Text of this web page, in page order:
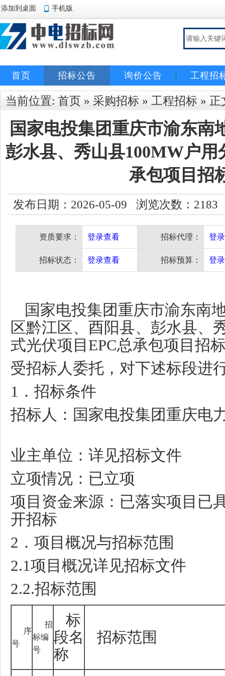
添加到桌面 手机版
首页 招标公告 询价公告 工程招
当前位置: 首页 » 采购招标 » 工程招标 » 正
国家电投集团重庆市渝东南
彭水县、秀山县100MW户
承包项目招
发布日期：2026-05-09 浏览次数： 2183
资质要求： 登录查看 招标代理： 登
招标状态： 登录查看 招标预算： 登
国家电投集团重庆市渝东南
区黔江区、酉阳县、彭水县、
式光伏项目 EPC总承包项目招
受招标人委托，对下述标段进
1 ．招标条件
招标人：国家电投集团重庆电
业主单位：详见招标文件
立项情况：已立项
项目资金来源：已落实项目已
开招标
2 ．项目概况与招标范围
2.1项目概况详见招标文件
2.2.招标范围
序
号
招
标编
号
标
段名
称
招标范围